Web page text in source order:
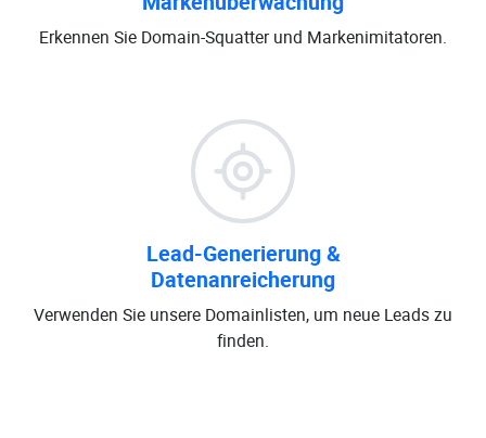
Erkennen Sie Domain-Squatter und Markenimitatoren.
Lead-Generierung &
Datenanreicherung
Verwenden Sie unsere Domainlisten, um neue Leads zu
finden.